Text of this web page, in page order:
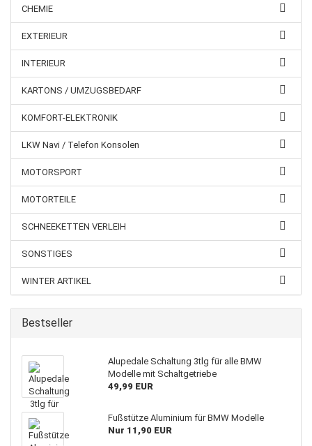
CHEMIE
EXTERIEUR
INTERIEUR
KARTONS / UMZUGSBEDARF
KOMFORT-ELEKTRONIK
LKW Navi / Telefon Konsolen
MOTORSPORT
MOTORTEILE
SCHNEEKETTEN VERLEIH
SONSTIGES
WINTER ARTIKEL
Bestseller
Alupedale Schaltung 3tlg für alle BMW
Modelle mit Schaltgetriebe
49,99 EUR
Fußstütze Aluminium für BMW Modelle
Nur 11,90 EUR